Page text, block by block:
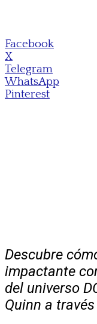
Facebook
X
Telegram
WhatsApp
Pinterest
Descubre
impactante
del universo
Quinn a